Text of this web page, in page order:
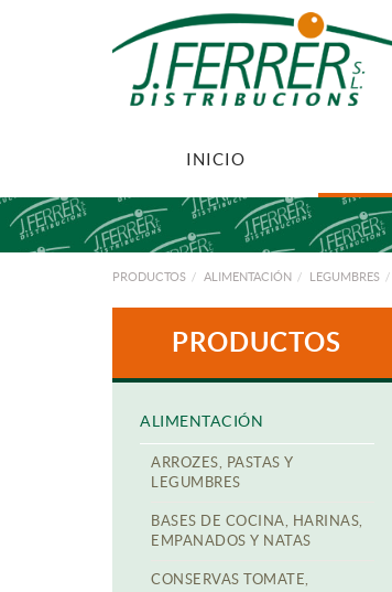
INICIO
PRODUCTOS ALIMENTACIÓN LEGUMBRES
PRODUCTOS
ALIMENTACIÓN
ARROZES, PASTAS Y
LEGUMBRES
BASES DE COCINA, HARINAS,
EMPANADOS Y NATAS
CONSERVAS TOMATE,